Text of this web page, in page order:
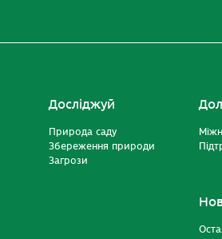
Досліджуй
Природа саду
Збереження природи
Загрози